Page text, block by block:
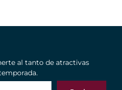
al tanto de atractivas